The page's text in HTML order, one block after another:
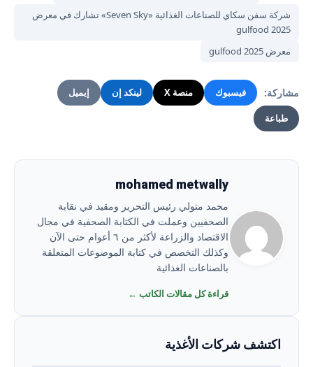
شركة سفن سكاي للصناعات الغذائية «Seven Sky» تشارك في معرض
gulfood 2025
معرض gulfood 2025
مشاركة: فيسبوك منصة X لينكد إن إيميل
طباعة
mohamed metwally
محمد متولي رئيس التحرير ومقيد في نقابة
الصحفيين وعملت في الكتابة الصحفية في مجال
الاقتصاد والزراعة لأكثر من ٦ أعوام حتى الآن
وكذلك التخصص في كتابة الموضوعات المتعلقة
بالصناعات الغذائية
قراءة كل مقالات الكاتب ←
اكتشف شركات الأغذية